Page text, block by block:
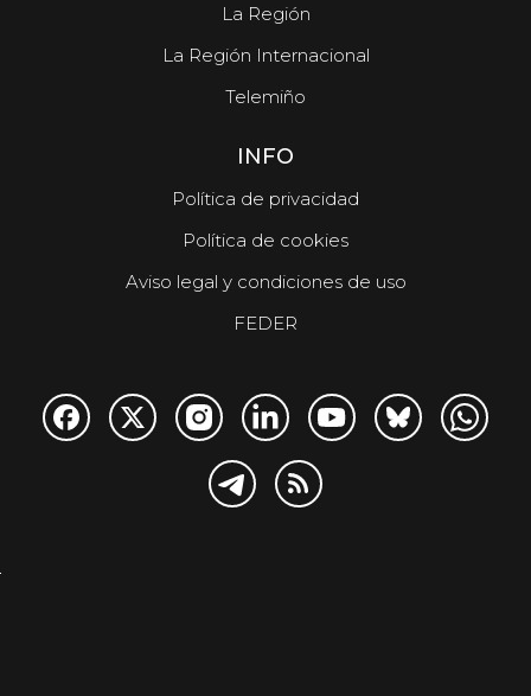
La Región
La Región Internacional
Telemiño
INFO
Política de privacidad
Política de cookies
Aviso legal y condiciones de uso
FEDER